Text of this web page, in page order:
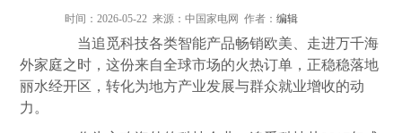
时间：2026-05-22 来源：中国家电网 作者： 编辑
当追觅科技各类智能产品畅销欧美、走进万千海
外家庭之时，这份来自全球市场的火热订单，正稳稳落地
丽水经开区，转化为地方产业发展与群众就业增收的动
力。